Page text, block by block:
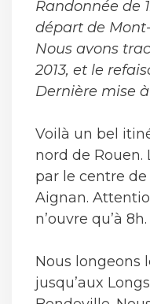
Randonnée de
départ de
Nous avons
2013, et le
Dernière mise
Voilà un bel
nord de Rouen.
par le centre
Aignan.
n’ouvre qu’à 8h.
Nous longeons
jusqu’aux